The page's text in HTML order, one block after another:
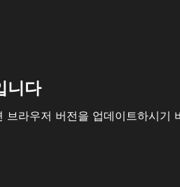
니다
라우저 버전을 업데이트하시기